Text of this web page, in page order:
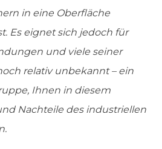
in eine Oberfläche
Es eignet sich jedoch für
und viele seiner
relativ unbekannt – ein
Ihnen in diesem
Nachteile des industriellen